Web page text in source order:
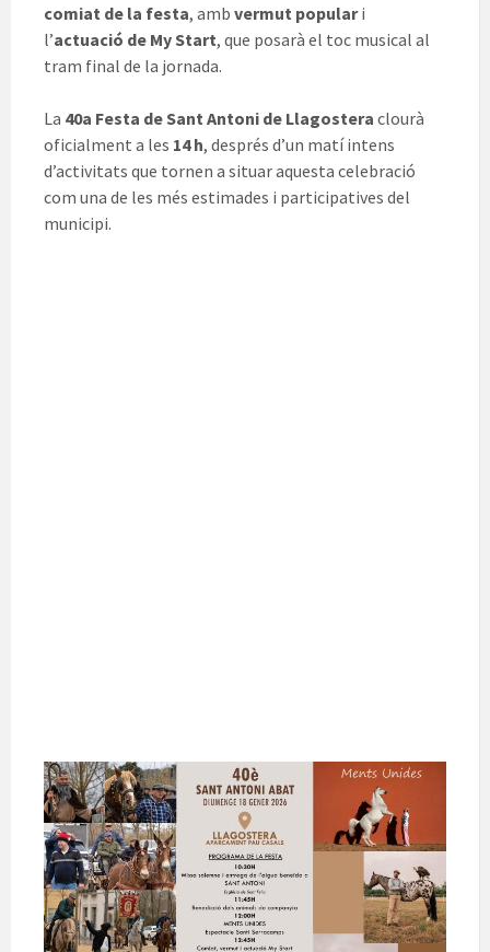
comiat de la festa, amb vermut populari
l’actuació de My Start, que posarà el toc musical al
tram final de la jornada.
La 40a Festa de Sant Antoni de Llagostera clourà
oficialment a les 14 h, després d’un matí intens
d’activitats que tornen a situar aquesta celebració
com una de les més estimades i participatives del
municipi.